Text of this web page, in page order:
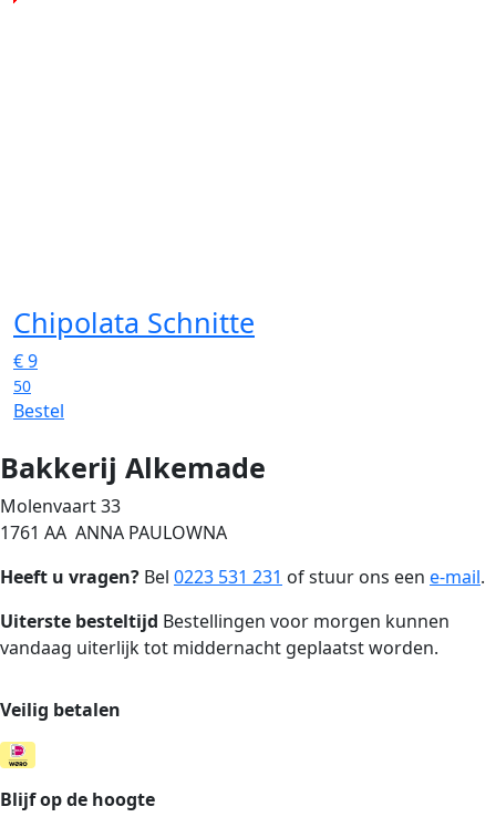
Chipolata Schnitte
€9
50
Bestel
Bakkerij Alkemade
Molenvaart 33
1761 AA ANNA PAULOWNA
Heeft u vragen? Bel 0223 531 231 of stuur ons een e-mail.
Uiterste besteltijd Bestellingen voor morgen kunnen
vandaag uiterlijk tot middernacht geplaatst worden.
Veilig betalen
Blijf op de hoogte